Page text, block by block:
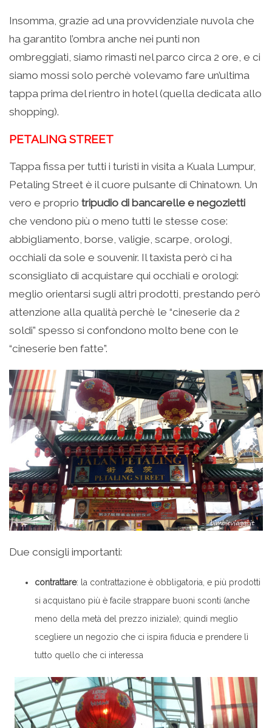
Insomma, grazie ad una provvidenziale nuvola che
ha garantito l’ombra anche nei punti non
ombreggiati, siamo rimasti nel parco circa 2 ore, e ci
siamo mossi solo perchè volevamo fare un’ultima
tappa prima del rientro in hotel (quella dedicata allo
shopping).
PETALING STREET
Tappa fissa per tutti i turisti in visita a Kuala Lumpur,
Petaling Street è il cuore pulsante di Chinatown. Un
vero e proprio tripudio di bancarelle e negozietti
che vendono più o meno tutti le stesse cose:
abbigliamento, borse, valigie, scarpe, orologi,
occhiali da sole e souvenir. Il taxista però ci ha
sconsigliato di acquistare qui occhiali e orologi:
meglio orientarsi sugli altri prodotti, prestando però
attenzione alla qualità perchè le “cineserie da 2
soldi” spesso si confondono molto bene con le
“cineserie ben fatte”.
Due consigli importanti:
contrattare: la contrattazione è obbligatoria, e più prodotti
si acquistano più è facile strappare buoni sconti (anche
meno della metà del prezzo iniziale); quindi meglio
scegliere un negozio che ci ispira fiducia e prendere lì
tutto quello che ci interessa